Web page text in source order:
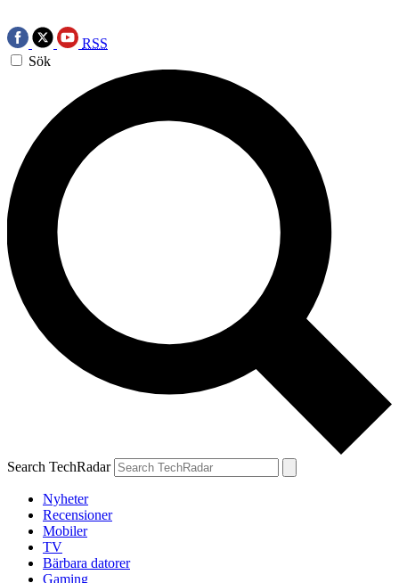
RSS
Sök
Search TechRadar
Nyheter
Recensioner
Mobiler
TV
Bärbara datorer
Gaming